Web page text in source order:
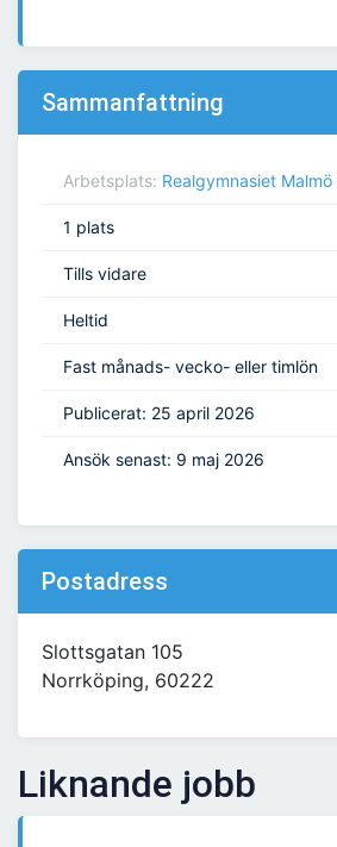
Sammanfattning
Arbetsplats: Realgymnasiet Malmö
1 plats
Tills vidare
Heltid
Fast månads- vecko- eller timlön
Publicerat: 25 april 2026
Ansök senast: 9 maj 2026
Postadress
Slottsgatan 105
Norrköping, 60222
Liknande jobb